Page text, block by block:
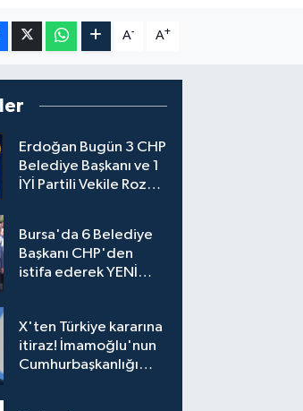
A- A+
Erdoğan Bugün 3 CHP
Belediye Başkanı ve 1
İYİ Partili Vekile Rozet
Bursa'da 6 Belediye
Başkanı CHP'den
istifa ederek YENİ
X'ten Türkiye kararına
itiraz! İmamoğlu'nun
Cumhurbaşkanlığı